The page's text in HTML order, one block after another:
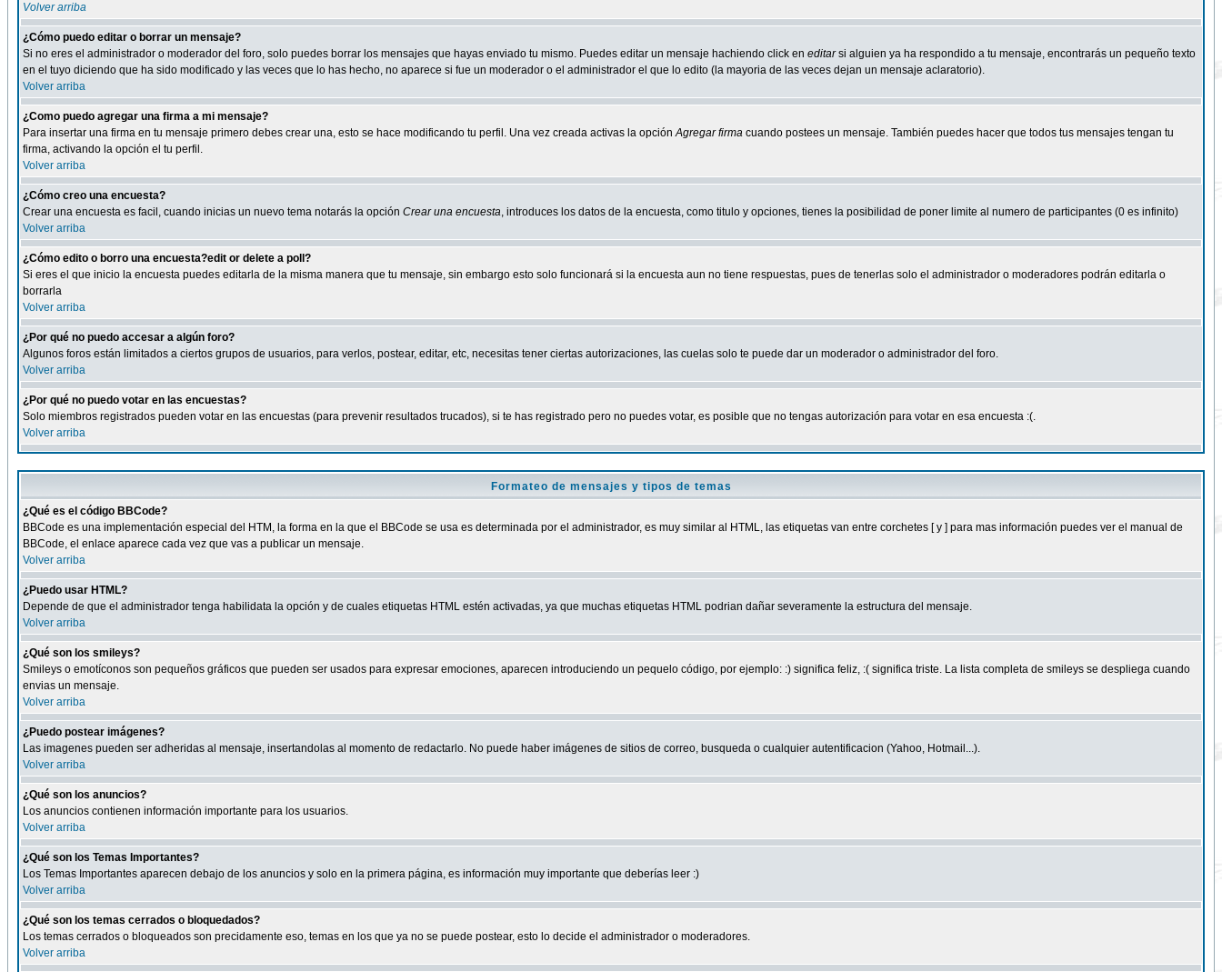
Volver arriba
¿Cómo puedo editar o borrar un mensaje?
Si no eres el administrador o moderador del foro, solo puedes borrar los mensajes que hayas enviado tu mismo. Puedes editar un mensaje hachiendo click en editarsi alguien ya ha respondido a tu mensaje, encontrarás un pequeño texto
en el tuyo diciendo que ha sido modificado y las veces que lo has hecho, no aparece si fue un moderador o el administrador el que lo edito (la mayoria de las veces dejan un mensaje aclaratorio).
Volver arriba
¿Como puedo agregar una firma a mi mensaje?
Para insertar una firma en tu mensaje primero debes crear una, esto se hace modificando tu perfil. Una vez creada activas la opciónAgregar firma cuando postees un mensaje. También puedes hacer que todos tus mensajes tengan tu
firma, activando la opción el tu perfil.
Volver arriba
¿Cómo creo una encuesta?
Crear una encuesta es facil, cuando inicias un nuevo tema notarás la opción Crear una encuesta, introduces los datos de la encuesta, como titulo y opciones, tienes la posibilidad de poner limite al numero de participantes (0 es infinito)
Volver arriba
¿Cómo edito o borro una encuesta?edit or delete a poll?
Si eres el que inicio la encuesta puedes editarla de la misma manera que tu mensaje, sin embargo esto solo funcionará si la encuesta aun no tiene respuestas, pues de tenerlas solo el administrador o moderadores podrán editarla o
borrarla
Volver arriba
¿Por qué no puedo accesar a algún foro?
Algunos foros están limitados a ciertos grupos de usuarios, para verlos, postear, editar, etc, necesitas tener ciertas autorizaciones, las cuelas solo te puede dar un moderador o administrador del foro.
Volver arriba
¿Por qué no puedo votar en las encuestas?
Solo miembros registrados pueden votar en las encuestas (para prevenir resultados trucados), si te has registrado pero no puedes votar, es posible que no tengas autorización para votar en esa encuesta :(.
Volver arriba
Formateo de mensajes y tipos de temas
¿Qué es el código BBCode?
BBCode es una implementación especial del HTM, la forma en la que el BBCode se usa es determinada por el administrador, es muy similar al HTML, las etiquetas van entre corchetes [ y ] para mas información puedes ver el manual de
BBCode, el enlace aparece cada vez que vas a publicar un mensaje.
Volver arriba
¿Puedo usar HTML?
Depende de que el administrador tenga habilidata la opción y de cuales etiquetas HTML estén activadas, ya que muchas etiquetas HTML podrian dañar severamente la estructura del mensaje.
Volver arriba
¿Qué son los smileys?
Smileys o emotíconos son pequeños gráficos que pueden ser usados para expresar emociones, aparecen introduciendo un pequelo código, por ejemplo: :) significa feliz, :( significa triste. La lista completa de smileys se despliega cuando
envias un mensaje.
Volver arriba
¿Puedo postear imágenes?
Las imagenes pueden ser adheridas al mensaje, insertandolas al momento de redactarlo. No puede haber imágenes de sitios de correo, busqueda o cualquier autentificacion (Yahoo, Hotmail...).
Volver arriba
¿Qué son los anuncios?
Los anuncios contienen información importante para los usuarios.
Volver arriba
¿Qué son los Temas Importantes?
Los Temas Importantes aparecen debajo de los anuncios y solo en la primera página, es información muy importante que deberías leer :)
Volver arriba
¿Qué son los temas cerrados o bloquedados?
Los temas cerrados o bloqueados son precidamente eso, temas en los que ya no se puede postear, esto lo decide el administrador o moderadores.
Volver arriba